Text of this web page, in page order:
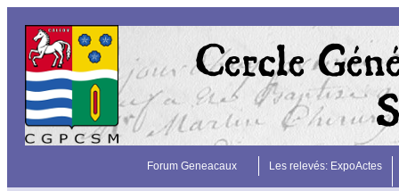
Forum Geneacaux Les relevés: ExpoActes